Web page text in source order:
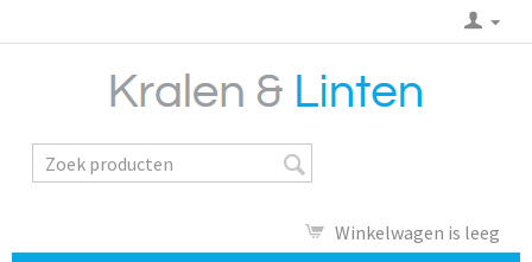
Winkelwagen is leeg